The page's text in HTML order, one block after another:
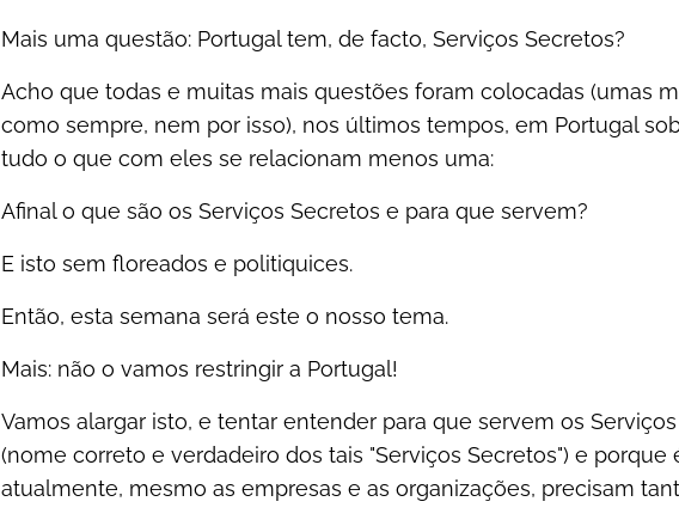
Mais uma questão: Portugal tem, de facto, Serviços Secretos?
Acho que todas e muitas mais questões foram colocadas (umas
como sempre, nem por isso), nos últimos tempos, em Portugal
tudo o que com eles se relacionam menos uma:
Afinal o que são os Serviços Secretos e para que servem?
E isto sem floreados e politiquices.
Então, esta semana será este o nosso tema.
Mais: não o vamos restringir a Portugal!
Vamos alargar isto, e tentar entender para que servem os
(nome correto e verdadeiro dos tais "Serviços Secretos") e porque
atualmente, mesmo as empresas e as organizações, precisam